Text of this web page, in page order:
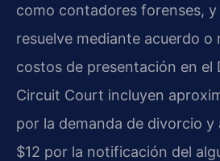
como contadores forenses, y
resuelve mediante acuerdo o
costos de presentación en el
Circuit Court incluyen
por la demanda de divorcio
$12 por la notificación del